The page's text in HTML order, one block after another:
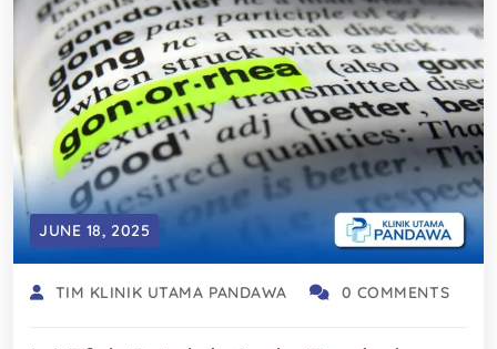
JUNE 18, 2025
TIM KLINIK UTAMA PANDAWA 0 COMMENTS